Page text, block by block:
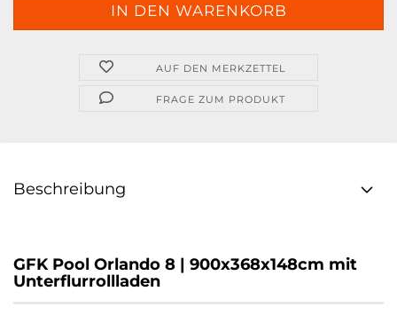
AUF DEN MERKZETTEL
FRAGE ZUM PRODUKT
Beschreibung
GFK Pool Orlando 8 | 900x368x148cm mit
Unterflurrollladen